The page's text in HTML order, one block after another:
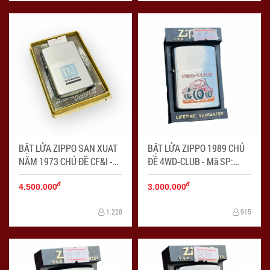
BẬT LỬA ZIPPO SAN XUAT
NĂM 1973 CHỦ ĐỀ CF&I -
Mã SP: ZPC4211
4.500.000đ
1.228
BẬT LỬA ZIPPO 1989 CHỦ
ĐỀ 4WD-CLUB - Mã SP:
ZPC4212
3.000.000đ
915